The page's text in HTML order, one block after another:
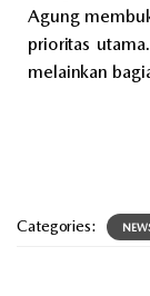
Agung
prioritas
melainkan
Categories: